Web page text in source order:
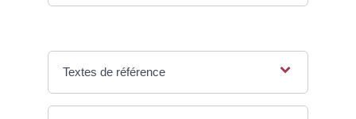
Textes de référence